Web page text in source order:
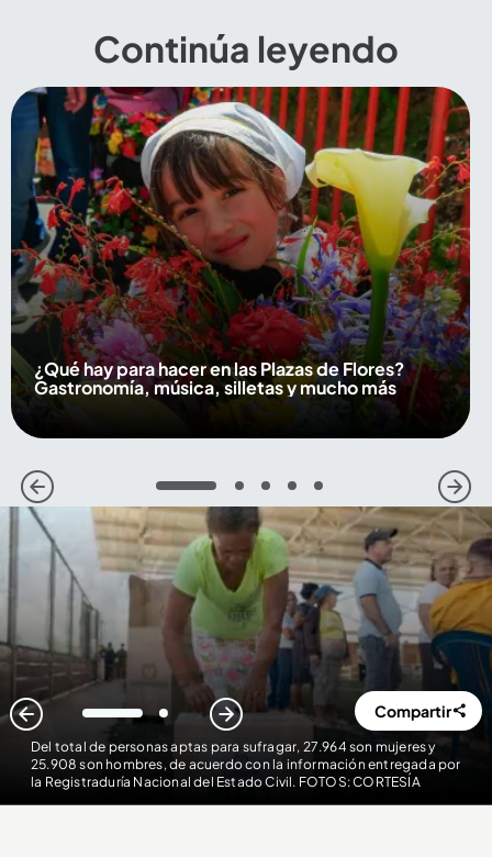
Continúa leyendo
¿Qué hay para hacer en las Plazas de Flores?
Gastronomía, música, silletas y mucho más
1 2 3 4 5
Del total de personas aptas para sufragar, 27.964 son mujeres y
25.908 son hombres, de acuerdo con la información entregada por
la Registraduría Nacional del Estado Civil. FOTOS: CORTESÍA
1 2 Compartir